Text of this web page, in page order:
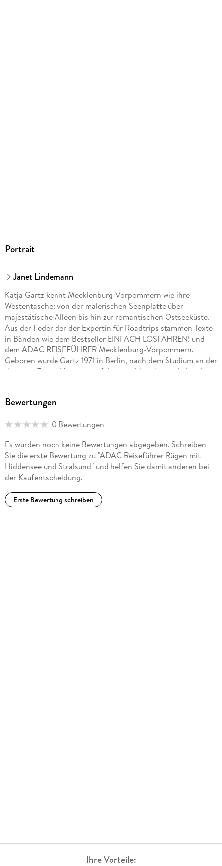
Portrait
Janet Lindemann
Katja Gartz kennt Mecklenburg-Vorpommern wie ihre
Westentasche: von der malerischen Seenplatte über
majestätische Alleen bis hin zur romantischen Ostseeküste.
Aus der Feder der der Expertin für Roadtrips stammen Texte
in Bänden wie dem Bestseller EINFACH LOSFAHREN! und
dem ADAC REISEFÜHRER Mecklenburg-Vorpommern.
Geboren wurde Gartz 1971 in Berlin, nach dem Studium an der
dortigen Freien Universität folgten zahlreiche Artikel und
Bewertungen
0 Bewertungen
Es wurden noch keine Bewertungen abgegeben. Schreiben
Sie die erste Bewertung zu "ADAC Reiseführer Rügen mit
Hiddensee und Stralsund" und helfen Sie damit anderen bei
der Kaufentscheidung.
Erste Bewertung schreiben
Ihre Vorteile: